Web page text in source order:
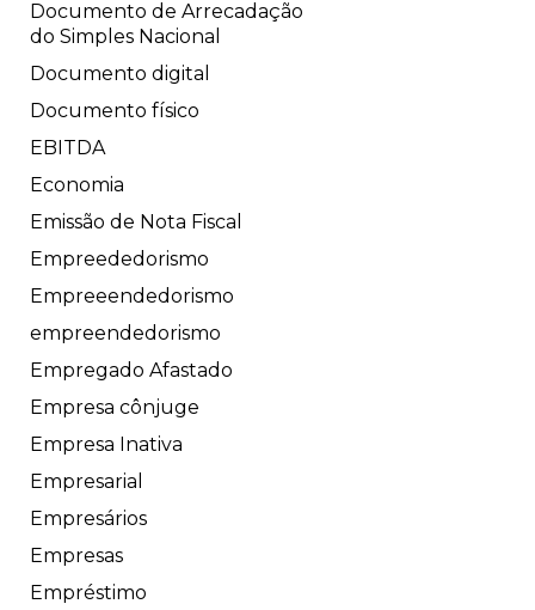
Documento de Arrecadação
do Simples Nacional
Documento digital
Documento físico
EBITDA
Economia
Emissão de Nota Fiscal
Empreededorismo
Empreeendedorismo
empreendedorismo
Empregado Afastado
Empresa cônjuge
Empresa Inativa
Empresarial
Empresários
Empresas
Empréstimo